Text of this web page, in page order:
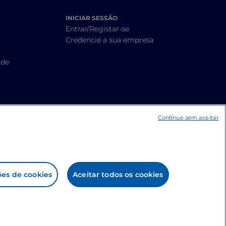
INICIAR SESSÃO
Entrar/Registar-se
Credencie a sua empresa
de cookies Aceitar todos os cookies
Continue sem aceitar